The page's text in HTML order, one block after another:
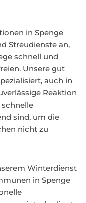
in Spenge
Streudienste an,
schnell und
Unsere gut
auch in
Reaktion
schnelle
sind, um die
nicht zu
Winterdienst
in Spenge